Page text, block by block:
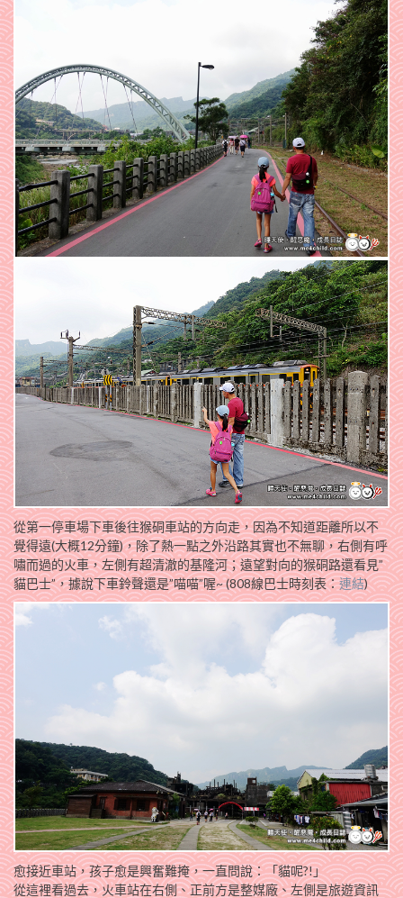
從第一停車場下車後往猴硐車站的方向走，因為不知道距離所以不
覺得遠(大概12分鐘)，除了熱一點之外沿路其實也不無聊，右側有呼
嘯而過的火車，左側有超清澈的基隆河；遠望對向的猴硐路還看見”
貓巴士”，據說下車鈴聲還是”喵喵”喔~ (808線巴士時刻表：連結)
愈接近車站，孩子愈是興奮難掩，一直問說：「貓呢?!」
從這裡看過去，火車站在右側、正前方是整媒廠、左側是旅遊資訊